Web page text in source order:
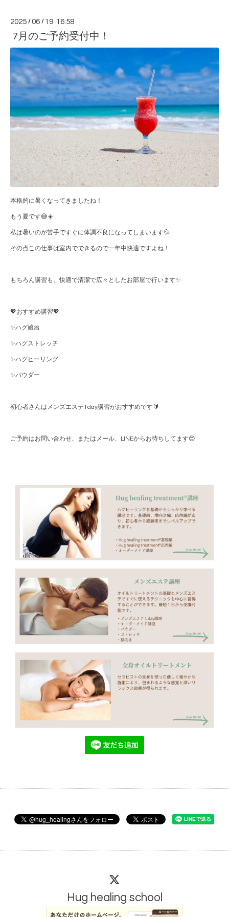
2025 /06 / 19 16:58
7月のご予約受付中！
本格的に暑くなってきましたね！
もう夏です😅☀️
私は暑いのが苦手ですぐに体調不良になってしまいます💦
その点この仕事は室内でできるので一年中快適ですよね！
もちろん講習も、快適で清潔で広々としたお部屋で行います✨
💖おすすめ講習💖
✨️ハグ娘🎀
✨️ハグストレッチ
✨️ハグヒーリング
✨️パウダー
初心者さんはメンズエステ1day講習がおすすめです🔰
ご予約はお問い合わせ、またはメール、LINEからお待ちしてます😊
Hug healing school